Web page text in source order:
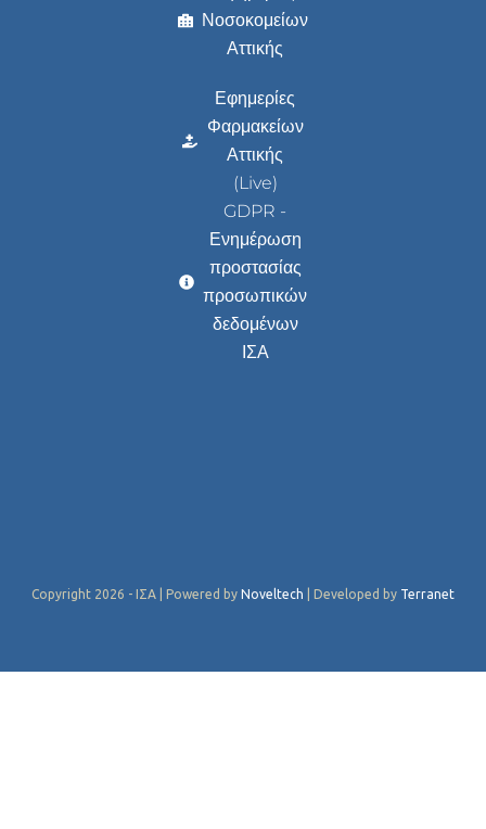
Νοσοκομείων
Αττικής
Εφημερίες
Φαρμακείων
Αττικής
(Live)
GDPR -
Ενημέρωση
προστασίας
προσωπικών
δεδομένων
ΙΣΑ
Copyright 2026 - ΙΣΑ | Powered by Noveltech | Developed by Terranet